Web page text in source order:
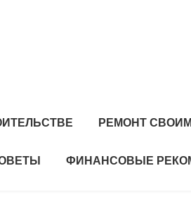
РЕМОНТ
ФИНАНСОВЫЕ